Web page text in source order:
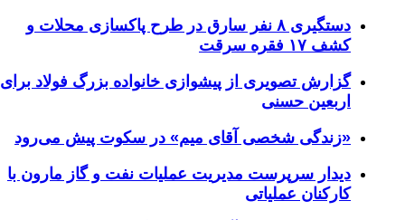
دستگیری ۸ نفر سارق در طرح پاکسازی محلات و
تصویری از پیشوازی خانواده بزرگ فولاد برای
حسنی
شخصی آقای میم» در سکوت پیش می‌رود
سرپرست مدیریت عملیات نفت و گاز مارون با
عملیاتی